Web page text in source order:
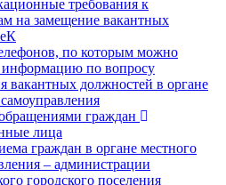
требования к
на замещение вакантных
по которым можно
информацию по вопросу
вакантных должностей в органе
граждан
лица
граждан в органе местного
– администрации
городского поселения